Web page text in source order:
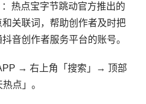
：热点宝字节跳动官方推出的
关联词，帮助创作者及时把
音创作者服务平台的账号。
→ 右上角「搜索」→ 顶部
点」。